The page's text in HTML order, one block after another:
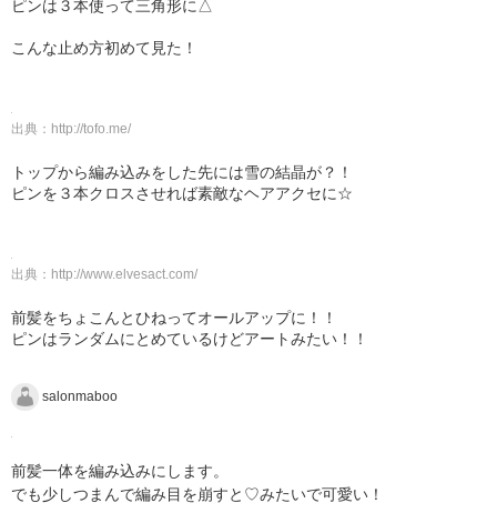
ピンは３本使って三角形に△
こんな止め方初めて見た！
出典： http://tofo.me/
トップから編み込みをした先には雪の結晶が？！
ピンを３本クロスさせれば素敵なヘアアクセに☆
出典： http://www.elvesact.com/
前髪をちょこんとひねってオールアップに！！
ピンはランダムにとめているけどアートみたい！！
salonmaboo
前髪一体を編み込みにします。
でも少しつまんで編み目を崩すと♡みたいで可愛い！